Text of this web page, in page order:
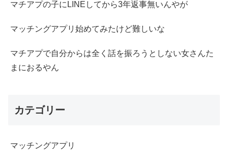
マチアプの子にLINEしてから3年返事無いんやが
マッチングアプリ始めてみたけど難しいな
マチアプで自分からは全く話を振ろうとしない女さんた
まにおるやん
カテゴリー
マッチングアプリ